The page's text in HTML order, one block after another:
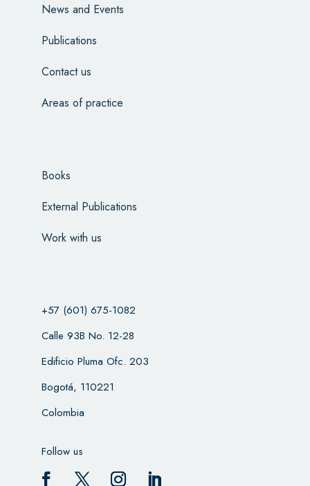
News and Events
Publications
Contact us
Areas of practice
Books
External Publications
Work with us
+57 (601) 675-1082
Calle 93B No. 12-28
Edificio Pluma Ofc. 203
Bogotá, 110221
Colombia
Follow us